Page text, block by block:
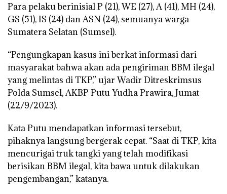
Para pelaku berinisial P (21), WE (27), A (41), MH (24),
GS (51), IS (24) dan ASN (24), semuanya warga
Sumatera Selatan (Sumsel).
“Pengungkapan kasus ini berkat informasi dari
masyarakat bahwa akan ada pengiriman BBM ilegal
yang melintas di TKP,” ujar Wadir Ditreskrimsus
Polda Sumsel, AKBP Putu Yudha Prawira, Jumat
(22/9/2023).
Kata Putu mendapatkan informasi tersebut,
pihaknya langsung bergerak cepat. “Saat di TKP, kita
mencurigai truk tangki yang telah modifikasi
berisikan BBM ilegal, kita bawa untuk dilakukan
pengembangan,” katanya.